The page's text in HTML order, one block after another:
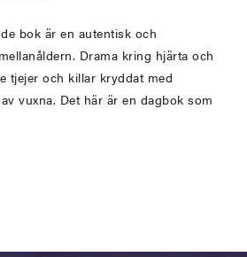
bok är en autentisk och
Drama kring hjärta och
tjejer och killar kryddat med
vuxna. Det här är en dagbok som